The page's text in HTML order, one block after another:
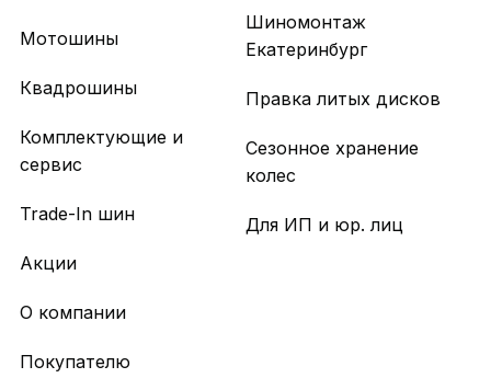
Мотошины
Квадрошины
Комплектующие и
сервис
Trade-In шин
Акции
Шиномонтаж
Екатеринбург
Правка литых дисков
Сезонное хранение
колес
Для ИП и юр. лиц
О компании
Покупателю